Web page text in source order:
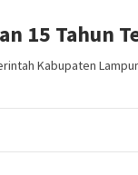
15 Tahun
Kabupaten